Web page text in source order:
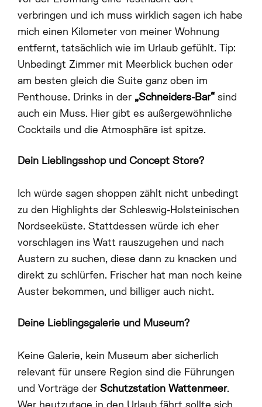
HOME
verbringen und ich muss wirklich sagen ich habe
mich einen Kilometer von meiner Wohnung
entfernt, tatsächlich wie im Urlaub gefühlt. Tip:
Unbedingt Zimmer mit Meerblick buchen oder
am besten gleich die Suite ganz oben im
Penthouse. Drinks in der „Schneiders-Bar“ sind
auch ein Muss. Hier gibt es außergewöhnliche
Cocktails und die Atmosphäre ist spitze.
Dein Lieblingsshop und Concept Store?
Ich würde sagen shoppen zählt nicht unbedingt
zu den Highlights der Schleswig-Holsteinischen
Nordseeküste. Stattdessen würde ich eher
vorschlagen ins Watt rauszugehen und nach
Austern zu suchen, diese dann zu knacken und
direkt zu schlürfen. Frischer hat man noch keine
Auster bekommen, und billiger auch nicht.
Deine Lieblingsgalerie und Museum?
Keine Galerie, kein Museum aber sicherlich
relevant für unsere Region sind die Führungen
und Vorträge der Schutzstation Wattenmeer.
Wer heutzutage in den Urlaub fährt sollte sich